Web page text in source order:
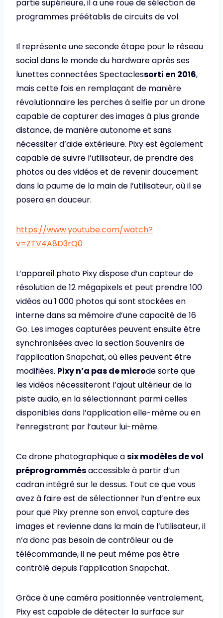
partie supérieure, il a une roue de sélection de
programmes préétablis de circuits de vol.
Il représente une seconde étape pour le réseau
social dans le monde du hardware après ses
lunettes connectées Spectaclessorti en 2016,
mais cette fois en remplaçant de manière
révolutionnaire les perches à selfie par un drone
capable de capturer des images à plus grande
distance, de manière autonome et sans
nécessiter d’aide extérieure. Pixy est également
capable de suivre l’utilisateur, de prendre des
photos ou des vidéos et de revenir doucement
dans la paume de la main de l’utilisateur, où il se
posera en douceur.
https://www.youtube.com/watch?
v=ZTV4A8D3rQ0
L’appareil photo Pixy dispose d’un capteur de
résolution de 12 mégapixels et peut prendre 100
vidéos ou 1 000 photos qui sont stockées en
interne dans sa mémoire d’une capacité de 16
Go. Les images capturées peuvent ensuite être
synchronisées avec la section Souvenirs de
l’application Snapchat, où elles peuvent être
modifiées. Pixy n’a pas de microde sorte que
les vidéos nécessiteront l’ajout ultérieur de la
piste audio, en la sélectionnant parmi celles
disponibles dans l’application elle-même ou en
l’enregistrant par l’auteur lui-même.
Ce drone photographique asix modèles de vol
préprogrammésaccessible à partir d’un
cadran intégré sur le dessus. Tout ce que vous
avez à faire est de sélectionner l’un d’entre eux
pour que Pixy prenne son envol, capture des
images et revienne dans la main de l’utilisateur, il
n’a donc pas besoin de contrôleur ou de
télécommande, il ne peut même pas être
contrôlé depuis l’application Snapchat.
Grâce à une caméra positionnée ventralement,
Pixy est capable de détecter la surface sur